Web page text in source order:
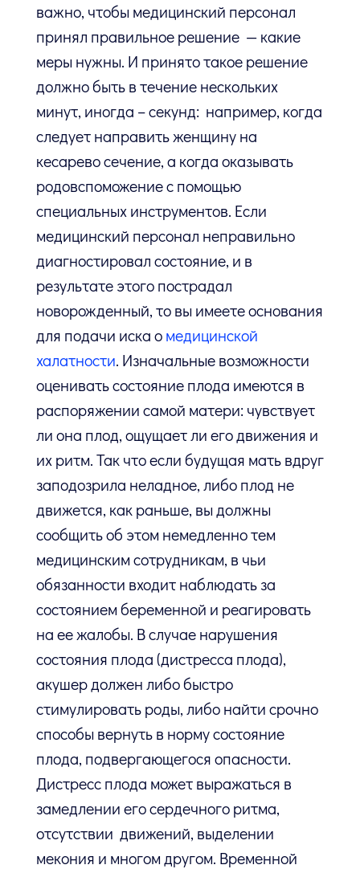
важно, чтобы медицинский персонал
принял правильное решение — какие
меры нужны. И принято такое решение
должно быть в течение нескольких
минут, иногда – секунд: например, когда
следует направить женщину на
кесарево сечение, а когда оказывать
родовспоможение с помощью
специальных инструментов. Если
медицинский персонал неправильно
диагностировал состояние, и в
результате этого пострадал
новорожденный, то вы имеете основания
для подачи иска омедицинской
халатности. Изначальные возможности
оценивать состояние плода имеются в
распоряжении самой матери: чувствует
ли она плод, ощущает ли его движения и
их ритм. Так что если будущая мать вдруг
заподозрила неладное, либо плод не
движется, как раньше, вы должны
сообщить об этом немедленно тем
медицинским сотрудникам, в чьи
обязанности входит наблюдать за
состоянием беременной и реагировать
на ее жалобы. В случае нарушения
состояния плода (дистресса плода),
акушер должен либо быстро
стимулировать роды, либо найти срочно
способы вернуть в норму состояние
плода, подвергающегося опасности.
Дистресс плода может выражаться в
замедлении его сердечного ритма,
отсутствии движений, выделении
мекония и многом другом. Временной